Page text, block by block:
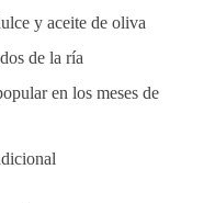
y aceite de oliva
de la ría
en los meses de